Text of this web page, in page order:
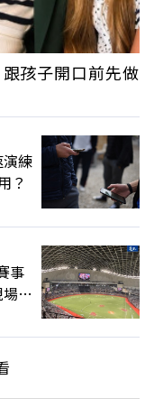
孩子開口前先做
練
？
事
效